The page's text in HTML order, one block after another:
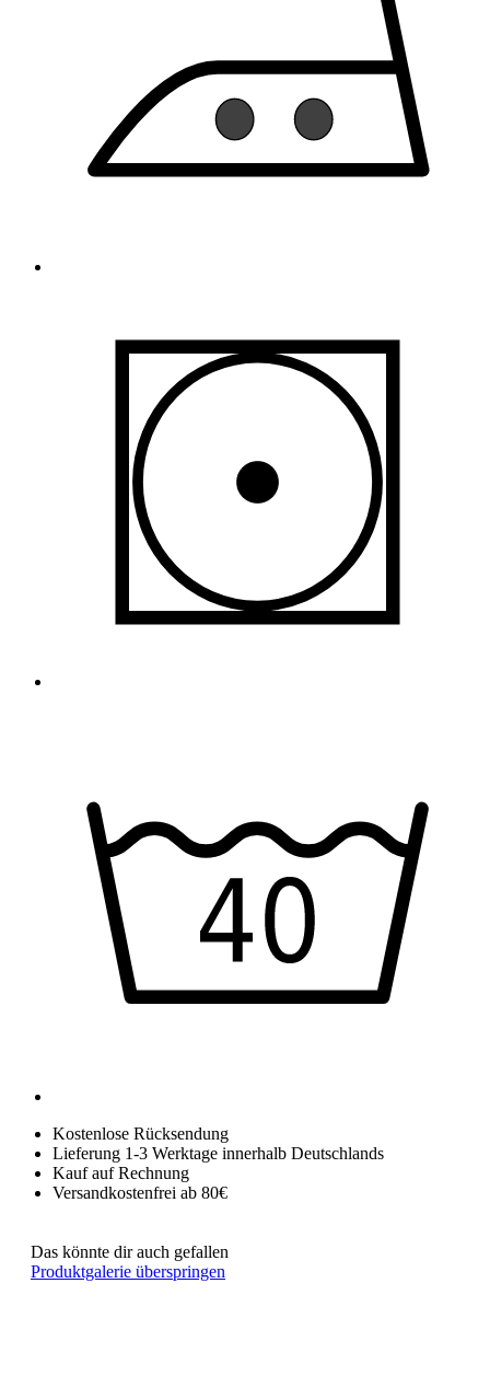
Kostenlose Rücksendung
Lieferung 1-3 Werktage innerhalb Deutschlands
Kauf auf Rechnung
Versandkostenfrei ab 80€
Das könnte dir auch gefallen
Produktgalerie überspringen